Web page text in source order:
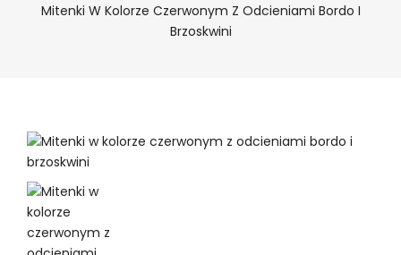
Mitenki W Kolorze Czerwonym Z Odcieniami Bordo I
Brzoskwini